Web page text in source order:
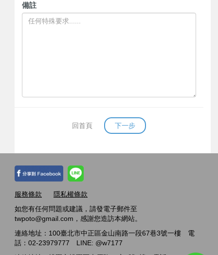
備註
回首頁 下一步
服務條款
隱私權條款
如您有任何問題或建議，請發電子郵件至
twpoto@gmail.com，感謝您造訪本網站。
連絡地址：100臺北市中正區金山南路一段67巷3號一樓 電
話：02-23979777 LINE: @w7177